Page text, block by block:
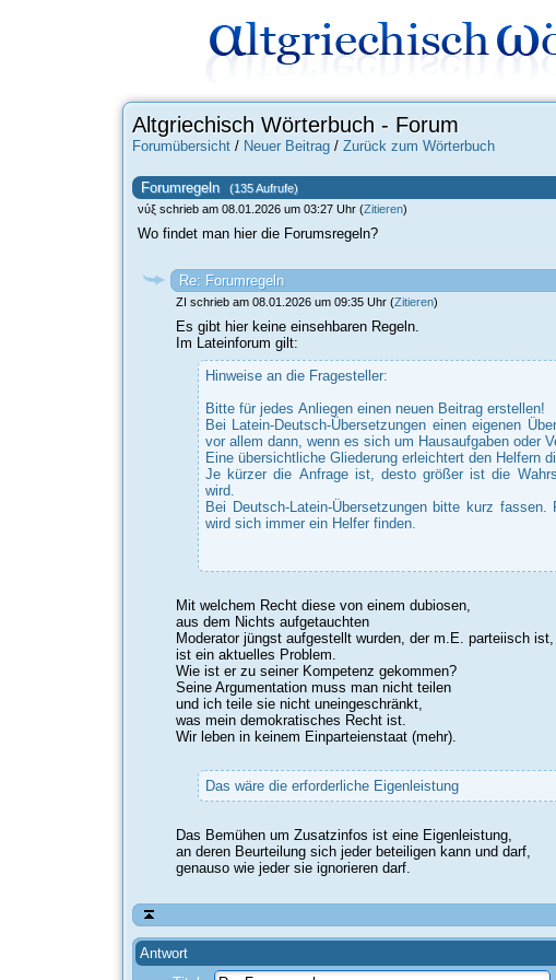
Altgriechisch Wörterbuch - Forum
Forumübersicht / Neuer Beitrag / Zurück zum Wörterbuch
Forumregeln
(135 Aufrufe)
νύξ schrieb am 08.01.2026 um 03:27 Uhr (Zitieren)
Wo findet man hier die Forumsregeln?
Re: Forumregeln
ZI schrieb am 08.01.2026 um 09:35 Uhr (Zitieren)
Es gibt hier keine einsehbaren Regeln.
Im Lateinforum gilt:
Hinweise an die Fragesteller:
Bitte für jedes Anliegen einen neuen Beitrag erstellen!
Bei Latein-Deutsch-Übersetzungen einen eigenen
vor allem dann, wenn es sich um Hausaufgaben oder
Eine übersichtliche Gliederung erleichtert den Helfern
Je kürzer die Anfrage ist, desto größer ist die
wird.
Bei Deutsch-Latein-Übersetzungen bitte kurz
wird sich immer ein Helfer finden.
Mit welchem Recht diese von einem dubiosen,
aus dem Nichts aufgetauchten
Moderator jüngst aufgestellt wurden, der m.E. parteiisch ist,
ist ein aktuelles Problem.
Wie ist er zu seiner Kompetenz gekommen?
Seine Argumentation muss man nicht teilen
und ich teile sie nicht uneingeschränkt,
was mein demokratisches Recht ist.
Wir leben in keinem Einparteienstaat (mehr).
Das wäre die erforderliche Eigenleistung
Das Bemühen um Zusatzinfos ist eine Eigenleistung,
an deren Beurteilung sich jeder beteiligen kann und darf,
genauso wie jeder sie ignorieren darf.
Antwort